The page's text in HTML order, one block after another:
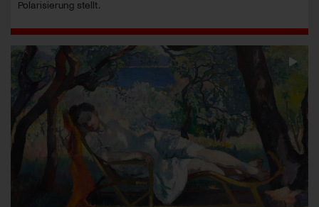
Polarisierung stellt.